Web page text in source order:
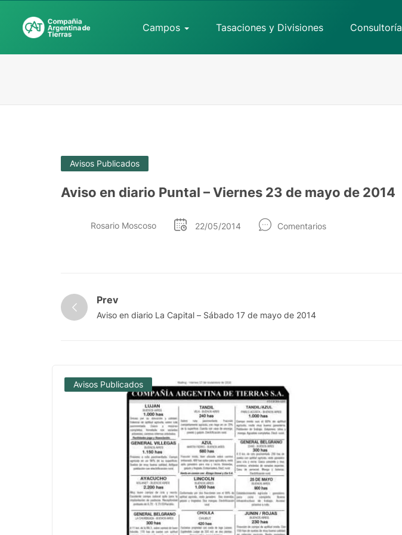
Campos Tasaciones y Divisiones Consultoría
Avisos Publicados
Aviso en diario Puntal – Viernes 23 de mayo de 2014
Rosario Moscoso 22/05/2014 Comentarios
Prev
Aviso en diario La Capital – Sábado 17 de mayo de 2014
Avisos Publicados